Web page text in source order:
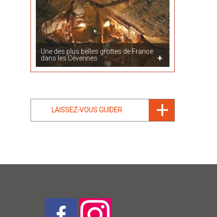
Une des plus belles grottes de France
dans les Cévennes
LAISSEZ-VOUS GUIDER